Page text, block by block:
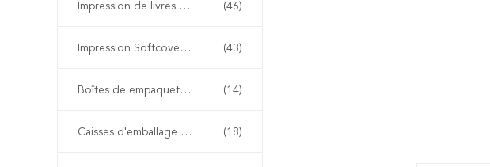
Impression de livres à couverture rigide (46)
Impression Softcover de livre (43)
Boîtes de empaquetage de chaussure (14)
Caisses d'emballage d'habillement (18)